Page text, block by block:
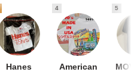
Hanes
4
American
5